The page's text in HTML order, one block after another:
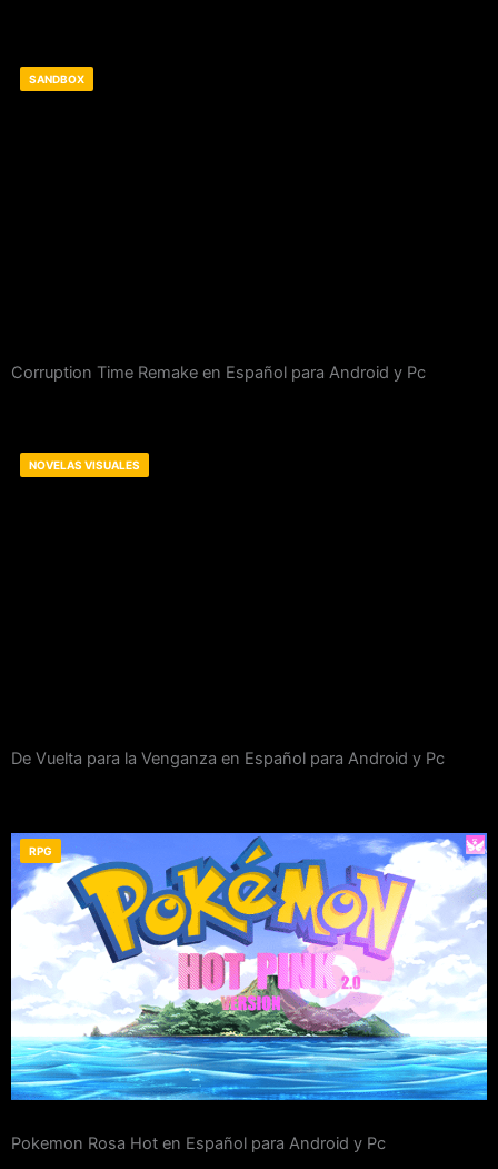
SANDBOX
Corruption Time Remake en Español para Android y Pc
NOVELAS VISUALES
De Vuelta para la Venganza en Español para Android y Pc
RPG
Pokemon Rosa Hot en Español para Android y Pc